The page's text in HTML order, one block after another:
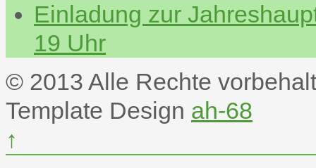
Einladung zur
19 Uhr
© 2013 Alle Rechte
Template Design ah-68
↑